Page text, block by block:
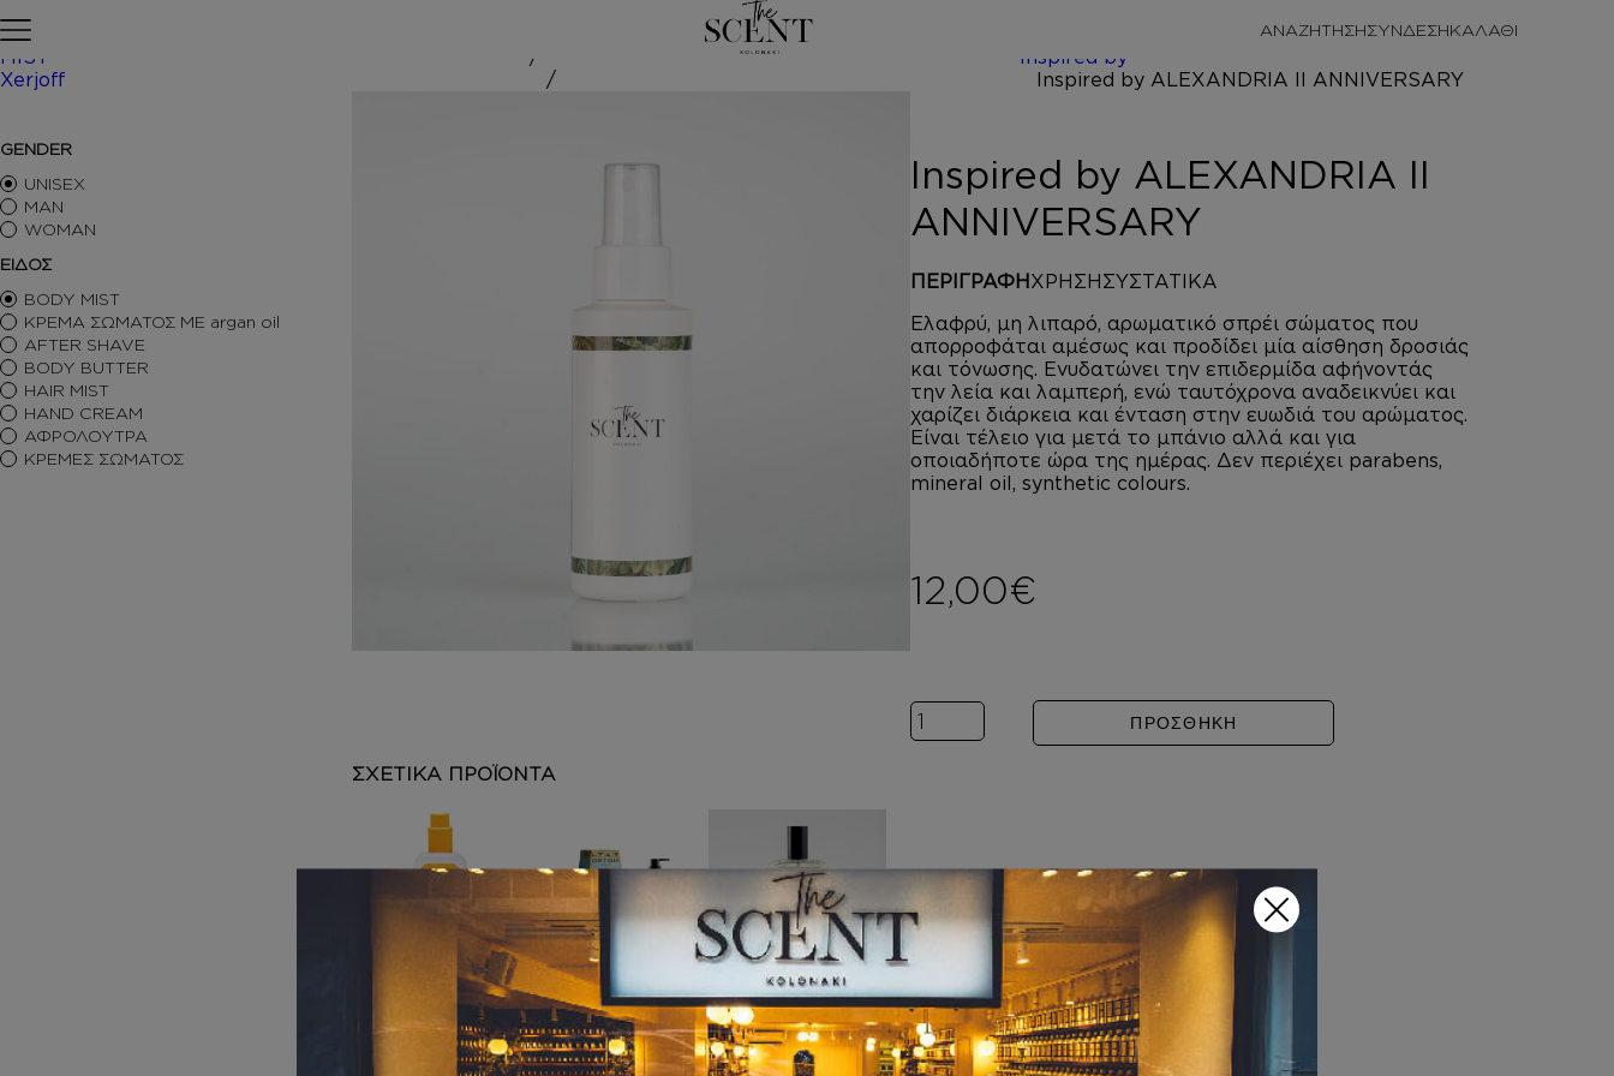
ΑΝΑΖΗΤΗΣΗΣΥΝΔΕΣΗ
ΑΦΡΟΛΟΥΤΡΑ
ΚΡΕΜΕΣ ΣΩΜΑΤΟΣ
BODY BUTTER
BODY MIST
HAIR MIST
BODY SORBET – AFTER SUN
HAIR OILS
SHIMMERING BODY OIL
SKINCARE
ΑΝΤΙΣΗΠΤΙΚΑ
ΑΡΩΜΑΤΙΚΑ ΚΕΡΙΑ – DIFFUSERS
SETS
/
ΠΕΡΙΠΟΙΗΣΗ
/
MIST
/ Inspired by
Xerjoff / Inspired by ALEXANDRIA II ANNIVERSARY
Inspired by ALEXANDRIA II
ANNIVERSARY
ΠΕΡΙΓΡΑΦΗ ΧΡΗΣΗ ΣΥΣΤΑΤΙΚΑ
Ελαφρύ, μη λιπαρό, αρωματικό σπρέι σώματος που
απορροφάται αμέσως και προδίδει μία αίσθηση δροσιάς
και τόνωσης. Ενυδατώνει την επιδερμίδα αφήνοντάς
την λεία και λαμπερή, ενώ ταυτόχρονα αναδεικνύει και
χαρίζει διάρκεια και ένταση στην ευωδιά του αρώματος.
Είναι τέλειο για μετά το μπάνιο αλλά και για
οποιαδήποτε ώρα της ημέρας. Δεν περιέχει parabens,
mineral oil, synthetic colours.
12,00€
GENDER
UNISEX
MAN
WOMAN
ΕΙΔΟΣ
BODY MIST
ΚΡΕΜΑ ΣΩΜΑΤΟΣ ΜΕ argan oil
AFTER SHAVE
BODY BUTTER
HAIR MIST
HAND CREAM
ΑΦΡΟΛΟΥΤΡΑ
ΚΡΕΜΕΣ ΣΩΜΑΤΟΣ
Inspired by ALEXANDRIA II ANNIVERSARY ποσότητα
ΠΡΟΣΘΗΚΗ
ΣΧΕΤΙΚΑ ΠΡΟΪΟΝΤΑ
ΑΝΤΗΛΙΑΚΑ
Αντηλιακό spray
ORTIGIA SICILIA
Florio Shower Gel
ΑΡΩΜΑΤΑ
Inspired by